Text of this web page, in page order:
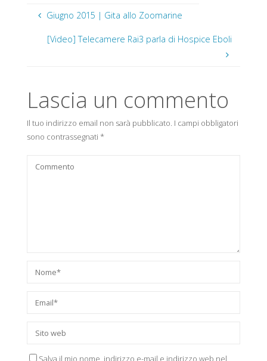
Giugno 2015 | Gita allo Zoomarine
[Video] Telecamere Rai3 parla di Hospice Eboli
Lascia un commento
Il tuo indirizzo email non sarà pubblicato. I campi obbligatori
sono contrassegnati *
Salva il mio nome, indirizzo e-mail e indirizzo web nel